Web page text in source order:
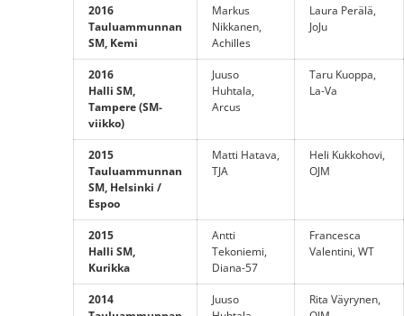
2016
Tauluammunnan
SM, Kemi
Markus
Nikkanen,
Achilles
Laura Perälä,
JoJu
2016
Halli SM,
Tampere (SM-
viikko)
Juuso
Huhtala,
Arcus
Taru Kuoppa,
La-Va
2015
Tauluammunnan
SM, Helsinki /
Espoo
Matti Hatava,
TJA
Heli Kukkohovi,
OJM
2015
Halli SM,
Kurikka
Antti
Tekoniemi,
Diana-57
Francesca
Valentini, WT
2014
Juuso
Rita Väyrynen,